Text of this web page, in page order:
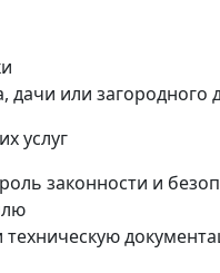
дачи или загородного
услуг
законности и